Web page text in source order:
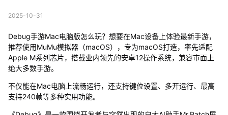
2025-10-31
Debug手游Mac电脑版怎么玩？想要在Mac设备上体验最新手游，
推荐使用MuMu模拟器（macOS），专为macOS打造，率先适配
Apple M系列芯片，搭载业内领先的安卓12操作系统，兼容市面上
绝大多数手游。
不仅能在Mac电脑上流畅运行，还支持键位设置、多开运行、最高
支持240帧等多种实用功能。